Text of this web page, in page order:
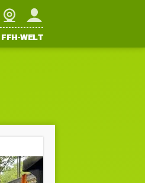
WebcamMein FFH
FFH-WELT